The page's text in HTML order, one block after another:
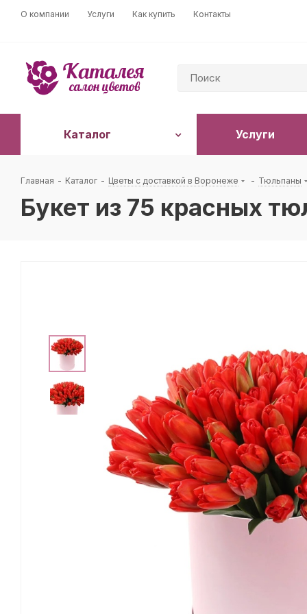
О компании Услуги Как купить Контакты
Каталог Услуги
Главная - Каталог - Цветы с доставкой в Воронеже - Тюльпаны
Букет из 75 красных